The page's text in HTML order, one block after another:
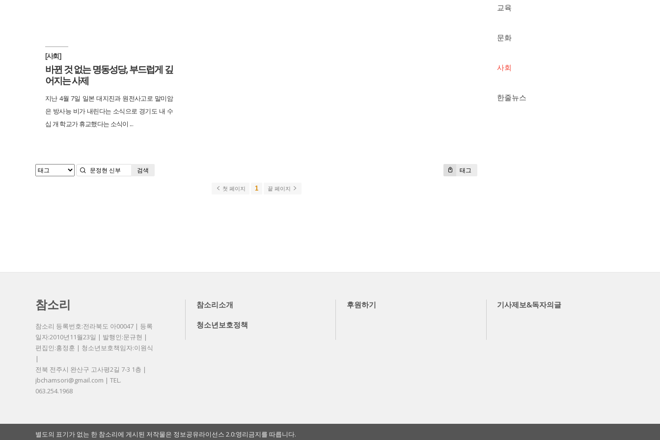
교육
문화
사회
한줄뉴스
[사회]
바뀐 것 없는 명동성당, 부드럽게 깊
어지는 사제
지난 4월 7일 일본 대지진과 원전사고로 말미암
은 방사능 비가 내린다는 소식으로 경기도 내 수
십 개 학교가 휴교했다는 소식이 ...
태그
검색
첫 페이지 1 끝 페이지
참소리
참소리 등록번호:전라북도 아00047 | 등록
일자:2010년11월23일 | 발행인:문규현 |
편집인:홍정훈 | 청소년보호책임자:이원식
|
전북 전주시 완산구 고사평2길 7-3 1층 |
jbchamsori@gmail.com | TEL.
063.254.1968
참소리소개 후원하기 기사제보&독자의글
청소년보호정책
별도의 표기가 없는 한 참소리에 게시된 저작물은 정보공유라이선스 2.0:영리금지를 따릅니다.